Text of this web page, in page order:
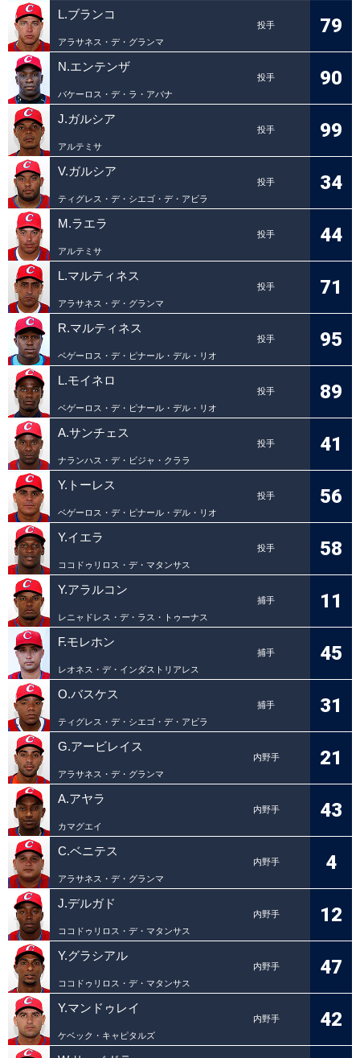
L.ブランコ
投手
アラサネス・デ・グランマ
79
N.エンテンザ
投手
バケーロス・デ・ラ・アバナ
90
J.ガルシア
投手
アルテミサ
99
V.ガルシア
投手
ティグレス・デ・シエゴ・デ・アビラ
34
M.ラエラ
投手
アルテミサ
44
L.マルティネス
投手
アラサネス・デ・グランマ
71
R.マルティネス
投手
ベゲーロス・デ・ピナール・デル・リオ
95
L.モイネロ
投手
ベゲーロス・デ・ピナール・デル・リオ
89
A.サンチェス
投手
ナランハス・デ・ビジャ・クララ
41
Y.トーレス
投手
ベゲーロス・デ・ピナール・デル・リオ
56
Y.イエラ
投手
ココドゥリロス・デ・マタンサス
58
Y.アラルコン
捕手
レニャドレス・デ・ラス・トゥーナス
11
F.モレホン
捕手
レオネス・デ・インダストリアレス
45
O.バスケス
捕手
ティグレス・デ・シエゴ・デ・アビラ
31
G.アービレイス
内野手
アラサネス・デ・グランマ
21
A.アヤラ
内野手
カマグエイ
43
C.ベニテス
内野手
アラサネス・デ・グランマ
4
J.デルガド
内野手
ココドゥリロス・デ・マタンサス
12
Y.グラシアル
内野手
ココドゥリロス・デ・マタンサス
47
Y.マンドゥレイ
内野手
ケベック・キャピタルズ
42